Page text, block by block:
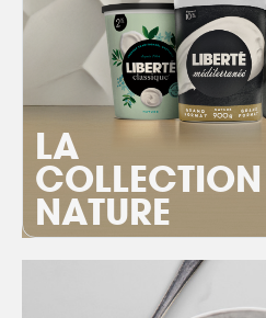
LA
COLLECTION
NATURE